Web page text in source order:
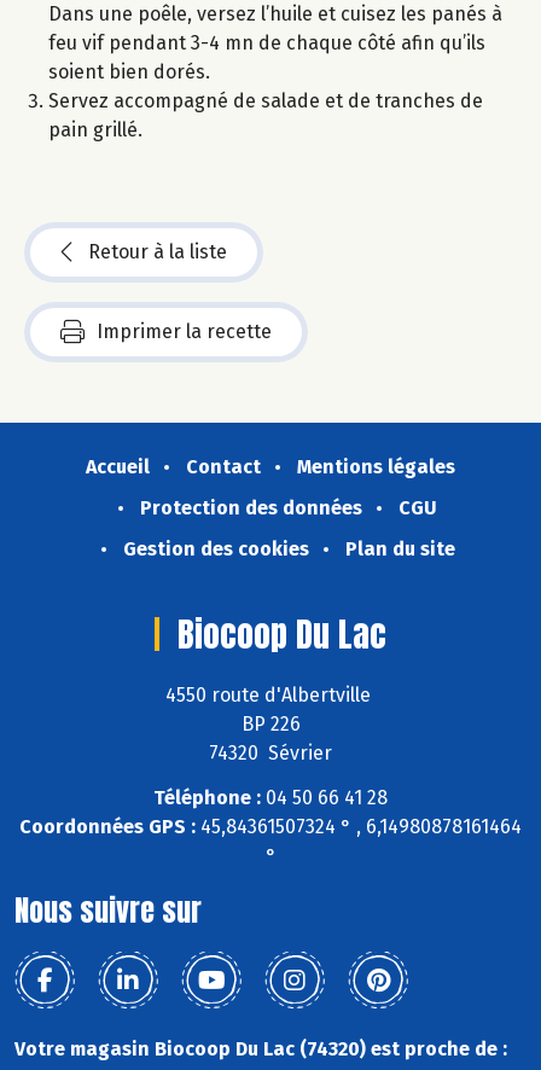
Dans une poêle, versez l’huile et cuisez les panés à
feu vif pendant 3-4 mn de chaque côté afin qu’ils
soient bien dorés.
Servez accompagné de salade et de tranches de
pain grillé.
Retour à la liste
Imprimer la recette
Accueil Contact
Mentions légales
Protection des données
CGU
Gestion des cookies
Plan du site
Biocoop Du Lac
4550 route d'Albertville
BP 226
74320 Sévrier
Téléphone : 04 50 66 41 28
Coordonnées GPS : 45,84361507324 ° , 6,14980878161464
°
Nous suivre sur
Votre magasin Biocoop Du Lac (74320) est proche de :